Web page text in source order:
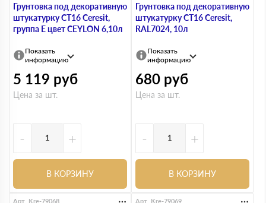
Грунтовка под декоративную
штукатурку СТ16 Ceresit,
группа E цвет CEYLON 6,10л
Показать
информацию
5 119 руб
Цена за шт.
- +
В КОРЗИНУ
Грунтовка под декоративную
штукатурку СТ16 Ceresit,
RAL7024, 10л
Показать
информацию
680 руб
Цена за шт.
- +
В КОРЗИНУ
Арт. Kre-79068 Арт. Kre-79069